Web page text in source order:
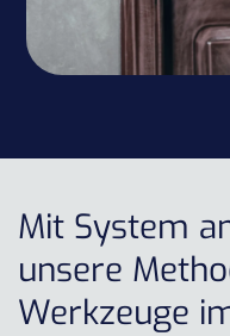
Mit System
unsere
Werkzeuge